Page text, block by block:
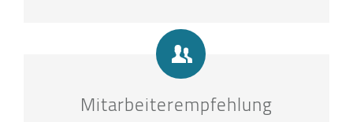
Mitarbeiterempfehlung